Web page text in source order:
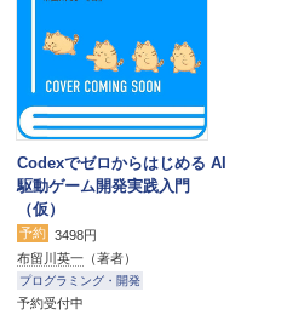
Codexでゼロからはじめる AI
駆動ゲーム開発実践入門
（仮）
予約 3498円
布留川英一 （著者）
プログラミング・開発
予約受付中